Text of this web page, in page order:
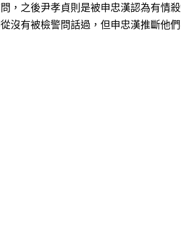
，之後尹孝貞則是被申忠漢認為有情
沒有被檢警問話過，但申忠漢推斷他